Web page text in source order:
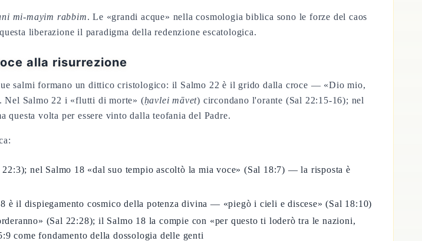
mi-mayim rabbim. Le «grandi acque» nella cosmologia biblica sono le forze del caos
liberazione il paradigma della redenzione escatologica.
alla risurrezione
salmi formano un dittico cristologico: il Salmo 22 è il grido dalla croce — «Dio mio,
Nel Salmo 22 i «flutti di morte» (ḥavlei māvet) circondano l'orante (Sal 22:15-16); nel
questa volta per essere vinto dalla teofania del Padre.
nel Salmo 18 «dal suo tempio ascoltò la mia voce» (Sal 18:7) — la risposta è
è il dispiegamento cosmico della potenza divina — «piegò i cieli e discese» (Sal 18:10)
(Sal 22:28); il Salmo 18 la compie con «per questo ti loderò tra le nazioni,
come fondamento della dossologia delle genti